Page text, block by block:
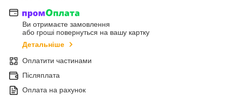
Ви отримаєте замовлення
або гроші повернуться на вашу картку
Детальніше
Оплатити частинами
Післяплата
Оплата на рахунок